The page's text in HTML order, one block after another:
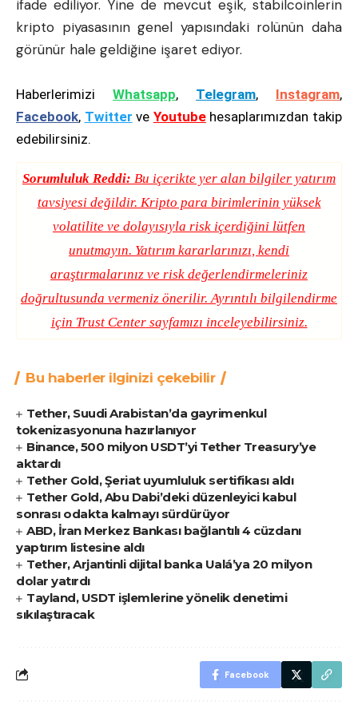
ifade ediliyor. Yine de mevcut eşik, stabilcoinlerin
kripto piyasasının genel yapısındaki rolünün daha
görünür hale geldiğine işaret ediyor.
Haberlerimizi Whatsapp, Telegram, Instagram,
Facebook, Twitter ve Youtubehesaplarımızdan takip
edebilirsiniz.
Sorumluluk Reddi: Bu içerikte yer alan bilgiler yatırım
tavsiyesi değildir. Kripto para birimlerinin yüksek
volatilite ve dolayısıyla risk içerdiğini lütfen
unutmayın. Yatırım kararlarınızı, kendi
araştırmalarınız ve risk değerlendirmeleriniz
doğrultusunda vermeniz önerilir. Ayrıntılı bilgilendirme
için Trust Centersayfamızı inceleyebilirsiniz.
Bu haberler ilginizi çekebilir
Tether, Suudi Arabistan’da gayrimenkul
tokenizasyonuna hazırlanıyor
Binance, 500 milyon USDT’yi Tether Treasury’ye
aktardı
Tether Gold, Şeriat uyumluluk sertifikası aldı
Tether Gold, Abu Dabi’deki düzenleyici kabul
sonrası odakta kalmayı sürdürüyor
ABD, İran Merkez Bankası bağlantılı 4 cüzdanı
yaptırım listesine aldı
Tether, Arjantinli dijital banka Ualá’ya 20 milyon
dolar yatırdı
Tayland, USDT işlemlerine yönelik denetimi
sıkılaştıracak
Facebook